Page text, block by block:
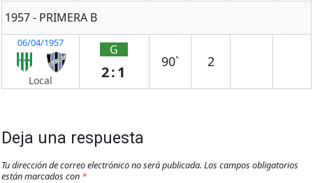
1957 - PRIMERA B
06/04/1957
Local
G
2:1
90` 2
Deja una respuesta
Tu dirección de correo electrónico no será publicada. Los campos obligatorios
están marcados con *